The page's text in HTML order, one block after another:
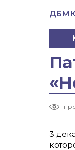
ДБМК
3